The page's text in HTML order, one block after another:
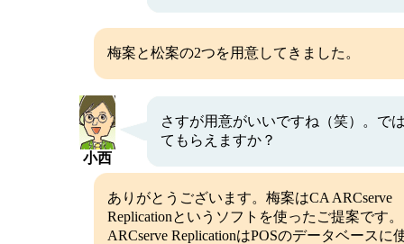
梅案と松案の2つを用意してきました。
小西
さすが用意がいいですね（笑）。で
てもらえますか？
ありがとうございます。梅案はCA ARCserve
Replicationというソフトを使ったご提案です
ARCserve ReplicationはPOSのデータベースに